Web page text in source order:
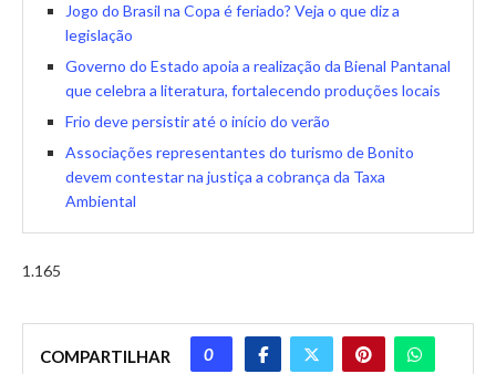
Jogo do Brasil na Copa é feriado? Veja o que diz a
legislação
Governo do Estado apoia a realização da Bienal Pantanal
que celebra a literatura, fortalecendo produções locais
Frio deve persistir até o início do verão
Associações representantes do turismo de Bonito
devem contestar na justiça a cobrança da Taxa
Ambiental
1.165
COMPARTILHAR 0